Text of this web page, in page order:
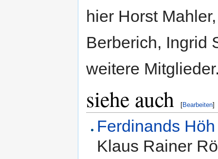
hier Horst
Berberich, Ingrid
weitere
siehe auch [Bearbeiten]
Ferdinands
Klaus Rainer